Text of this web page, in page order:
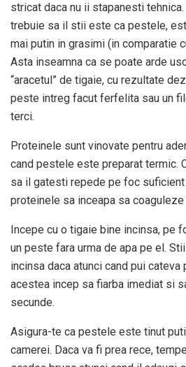
stricat daca nu ii stapanesti
trebuie sa il stii este ca pestele,
mai putin in grasimi (in comparatie
Asta inseamna ca se poate arde
“aracetul” de tigaie, cu rezultate
peste intreg facut ferfelita sau un
terci.
Proteinele sunt vinovate pentru
cand pestele este preparat termic.
sa il gatesti repede pe foc
proteinele sa inceapa sa coaguleze
Incepe cu o tigaie bine incinsa, pe
un peste fara urma de apa pe el.
incinsa daca atunci cand pui cateva
acestea incep sa fiarba imediat si
secunde.
Asigura-te ca pestele este tinut
camerei. Daca va fi prea rece,